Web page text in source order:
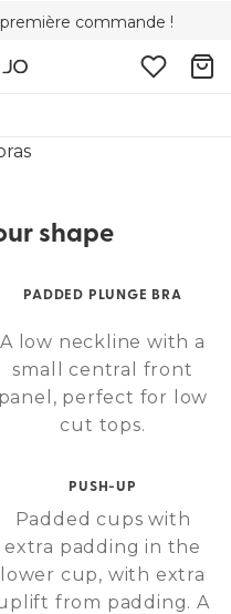
commande !
partir de 90 €
shape
PADDED PLUNGE BRA
A low neckline with a
small central front
panel, perfect for low
cut tops.
PUSH-UP
Padded cups with
extra padding in the
lower cup, with extra
from padding. A